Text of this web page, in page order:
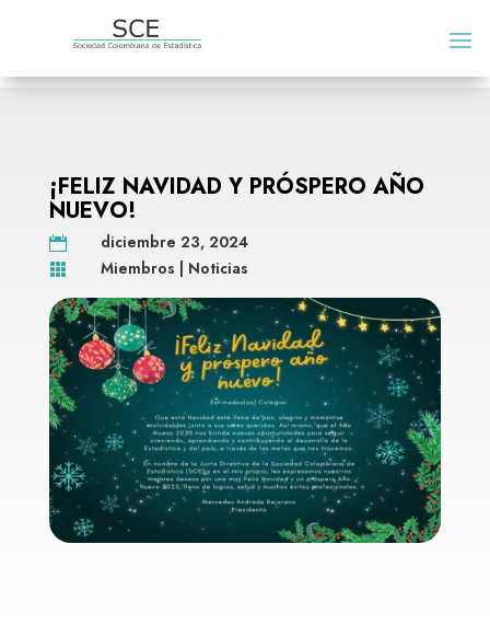
¡FELIZ NAVIDAD Y PRÓSPERO AÑO
NUEVO!
 diciembre 23, 2024
 Miembros Noticias